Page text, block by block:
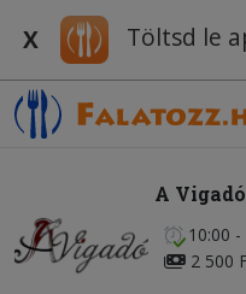
X Töltsd le
A Vigadó
10:00 -
2 500